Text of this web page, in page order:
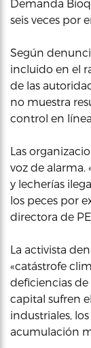
Demanda
seis veces por
Según
incluido en el
de las
no muestra
control en
Las
voz de alarma.
y lecherías
los peces por
directora de
La activista
«catástrofe
deficiencias de
capital sufren
industriales,
acumulación